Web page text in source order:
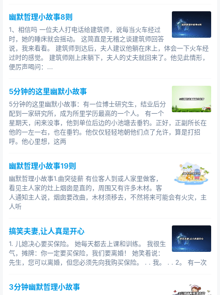
点评：(生命的悲惨剧)和(做别人的尾灯)这两个故事是
有相关的，连在一同看会有更佳的作用。
这两个故事互为注解，要想做别人的尾灯，就必须具
有安闲的脑筋，依托自己的考虑选择自己的方向;要想具有
常说的，“不想当元帅的兵士不是好兵士”。
你想寻求自己更有价值的人生吗?假设是那样，那么你
就得具有安闲思维的脑筋和做别人尾灯的毅力。否则，就
请老宽厚实地跟在别人的后边过着象那头牛一样“令人满意
的”日子，就请不要再怨天尤人了。
幽默哲理小故事8则
1、相信吗 一位夫人打电话给建筑师，说每当火车经过
时，她的睡床就会摇动。 这简直是无稽之谈建筑师回答
说，我来看看。 建筑师到达后，夫人建议他躺在床上，体会一下火车经
过时的感觉。 建筑师刚上床躺下，夫人的丈夫就回来了。他见此情形，
便厉声喝问：...
5分钟的这里幽默小故事
5分钟的这里幽默小故事：有一位博士研究生，结业后分
配到一家研究所，成为所里学历最高的一个人。 有一个
星期天，闲来没事，他到单位后边的小池塘去垂钓。正好，正副所长在
他的一左一右，也在垂钓。他仅仅轻轻地朝他们点了允许，算是打招
呼。他心里想，这两
幽默哲理小故事19则
幽默哲理小故事1.曲突徒薪 有位客人到或人家里做客，
看见主人家的灶上烟囱是直的，周围又有许多木材。客
人通知主人说，烟囱要改曲，木材须移去，不然将来可能会有火灾，主
人听
搞笑夫妻,让人真是开心
1. 儿媳决心要买保险。 她每天都去上课和训练。 我很生
气，摊牌：你一定要买保险，我们要离婚！ 她笑着说：
先生，您可以离婚，但您必须先向我购买保险。 . . 我。 . . 2。 有一次
3分钟幽默哲理小故事